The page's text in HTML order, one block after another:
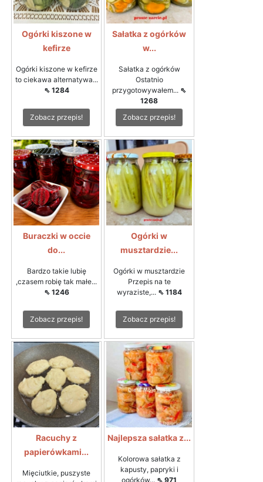
Ogórki kiszone w
kefirze
Ogórki kiszone w kefirze
to ciekawa alternatywa...
⇖ 1284
Zobacz przepis!
Sałatka z ogórków
w...
Sałatka z ogórków
Ostatnio
przygotowywałem... ⇖
1268
Zobacz przepis!
Buraczki w occie
do...
Bardzo takie lubię
,czasem robię tak małe...
⇖ 1246
Zobacz przepis!
Ogórki w
musztardzie...
Ogórki w musztardzie
Przepis na te
wyraziste,... ⇖ 1184
Zobacz przepis!
Racuchy z
papierówkami...
Mięciutkie, puszyste
Najlepsza sałatka z...
Kolorowa sałatka z
kapusty, papryki i
ogórków... ⇖ 971